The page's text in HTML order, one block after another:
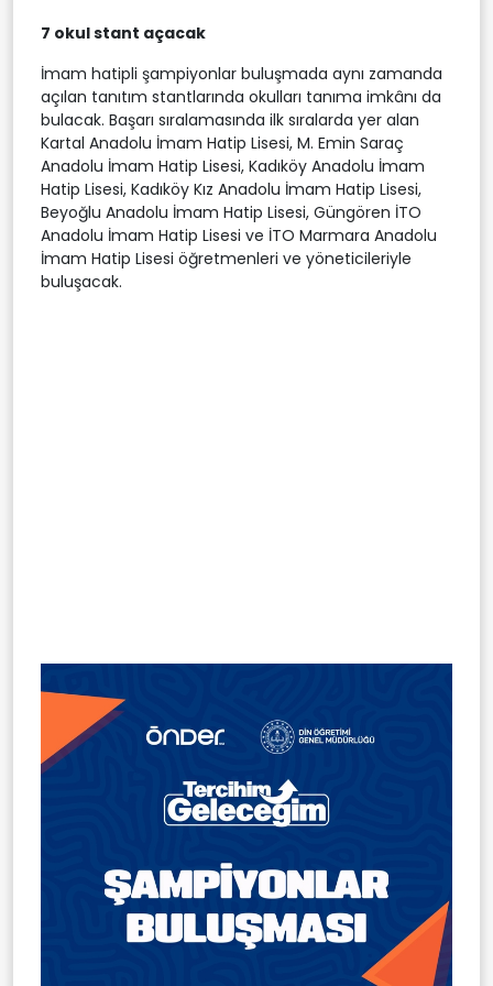
7 okul stant açacak
İmam hatipli şampiyonlar buluşmada aynı zamanda
açılan tanıtım stantlarında okulları tanıma imkânı da
bulacak. Başarı sıralamasında ilk sıralarda yer alan
Kartal Anadolu İmam Hatip Lisesi, M. Emin Saraç
Anadolu İmam Hatip Lisesi, Kadıköy Anadolu İmam
Hatip Lisesi, Kadıköy Kız Anadolu İmam Hatip Lisesi,
Beyoğlu Anadolu İmam Hatip Lisesi, Güngören İTO
Anadolu İmam Hatip Lisesi ve İTO Marmara Anadolu
İmam Hatip Lisesi öğretmenleri ve yöneticileriyle
buluşacak.